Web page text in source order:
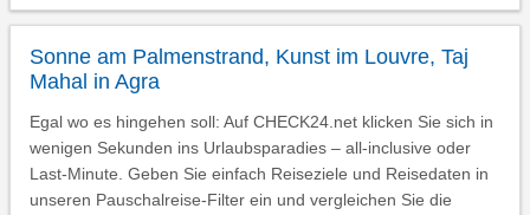
Sonne am Palmenstrand, Kunst im Louvre, Taj
Mahal in Agra
Egal wo es hingehen soll: Auf CHECK24.net klicken Sie sich in
wenigen Sekunden ins Urlaubsparadies – all-inclusive oder
Last-Minute. Geben Sie einfach Reiseziele und Reisedaten in
unseren Pauschalreise-Filter ein und vergleichen Sie die